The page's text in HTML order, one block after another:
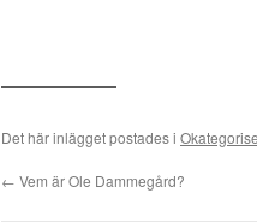
——————
Det här inlägget postades i
← Vem är Ole Dammegård?